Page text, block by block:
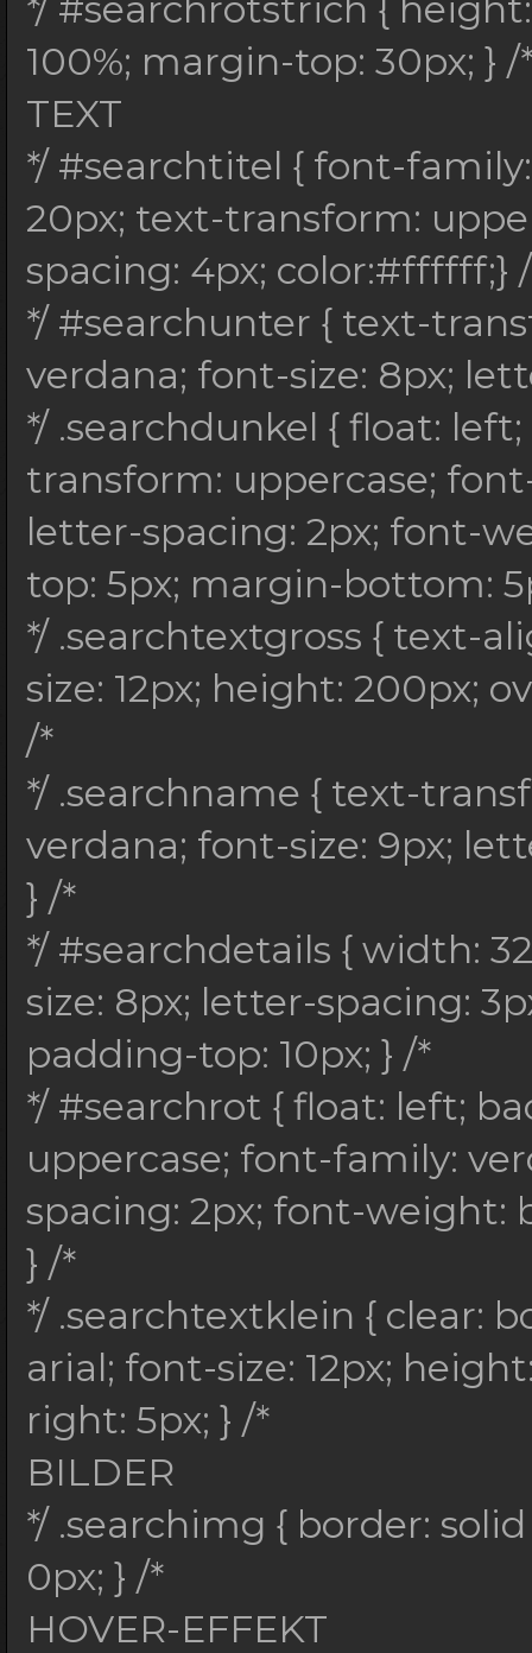
100%; margin-top: 30px; } /
TEXT
*/ #searchtitel { font-
20px; text-transform:
spacing: 4px; color:#ffffff;}
*/ #searchunter { text-
verdana; font-size: 8px;
*/ .searchdunkel { float:
transform: uppercase;
letter-spacing: 2px; font-
top: 5px; margin-bottom:
*/ .searchtextgross { text-
size: 12px; height: 200px;
/*
*/ .searchname { text-
verdana; font-size: 9px;
} /*
*/ #searchdetails { width:
size: 8px; letter-spacing:
padding-top: 10px; } /*
*/ #searchrot { float: left;
uppercase; font-family:
spacing: 2px; font-weight:
} /*
*/ .searchtextklein { clear:
arial; font-size: 12px;
right: 5px; } /*
BILDER
*/ .searchimg { border:
0px; } /*
HOVER-EFFEKT